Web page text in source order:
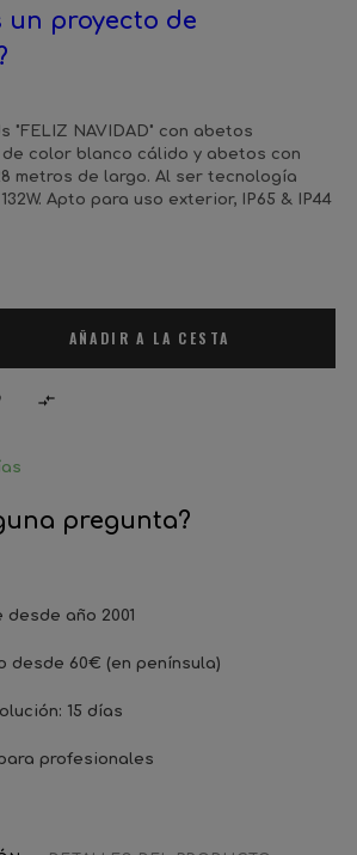
un proyecto de
"FELIZ NAVIDAD" con abetos
de color blanco cálido y abetos con
metros de largo. Al ser tecnología
Apto para uso exterior, IP65 & IP44
AÑADIR A LA CESTA

pregunta?
desde año 2001
desde 60€ (en península)
15 días
profesionales